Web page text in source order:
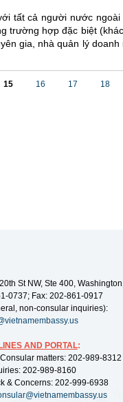
tất cả người nước
trường hợp đặc biệt
gia, nhà quản lý doanh
15 16 17 18
St NW, Ste 400,
0737; Fax: 202-861-0917
non-consular inquiries):
AND PORTAL:
matters: 202-989-8312
202-989-8160
& Concerns: 202-999-6938